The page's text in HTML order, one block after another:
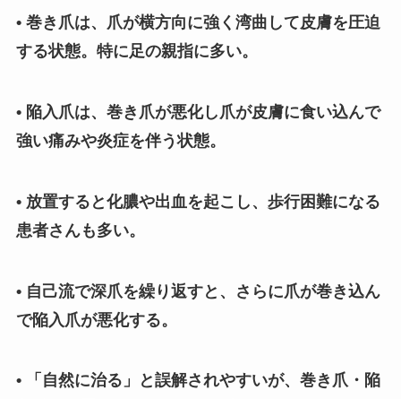
• 巻き爪は、爪が横方向に強く湾曲して皮膚を圧迫
する状態。特に足の親指に多い。
• 陥入爪は、巻き爪が悪化し爪が皮膚に食い込んで
強い痛みや炎症を伴う状態。
• 放置すると化膿や出血を起こし、歩行困難になる
患者さんも多い。
• 自己流で深爪を繰り返すと、さらに爪が巻き込ん
で陥入爪が悪化する。
• 「自然に治る」と誤解されやすいが、巻き爪・陥